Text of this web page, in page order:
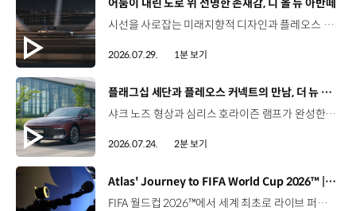
어둠이 내린 도로 위 선명한 존재감, 디 올 뉴 아반떼
시선을 사로잡는 미래지향적 디자인과 플레오스 커넥트로 완성한 디지털 경험까지.세단의 새로운 기준을 제시하는 디 올 뉴 아반떼를 만나보세요. *본 영상은 AI를 활용해 제작했습니다. #현대자동차 #디올뉴아반떼 #아반떼 #플레오스커넥트 #글레오AI 유튜브 쇼츠 보기
2026.07.29. 1분 보기
[동영상]
플래그십 세단과 플레오스 커넥트의 만남, 더 뉴 그랜저
샤크 노즈 형상과 심리스 호라이즌 램프가 완성한 세련된 외관플레오스 커넥트와 Gleo AI가 만드는 스마트한 운전 경험까지. 새롭게 진화한 더 뉴 그랜저를 영상으로 만나보세요. #현대자동차 #더뉴그랜저 #플레오스커넥트 #그랜저 #플래그십세단 #TheNewGrandeur #PleosConnect
2026.07.24. 2분 보기
[동영상]
Atlas' Journey to FIFA World Cup 2026™ | 보스턴 다이나믹스
FIFA 월드컵 2026™에서 세계 최초로 라이브 퍼포먼스를 선보인 아틀라스.그 현장을 완성한 시니어 프로그램 매니저 세스 데이비스(Seth Davis)가 전하는 퍼포먼스의 비하인드 스토리를 만나보세요. 인터뷰 전문 보기 ▶ 자세히 보기 ▶ #현대자동차 #보스턴다이나믹스 #아틀라스 #로보틱스 #BostonDynamics #Atlas #Robotics #NextStartsNow